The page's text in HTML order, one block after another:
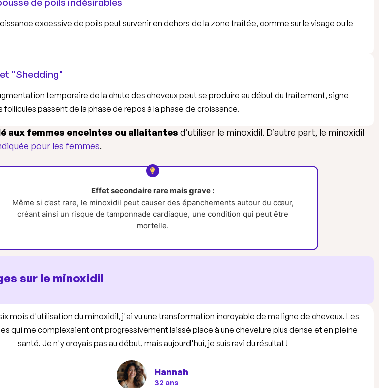
excessive de poils peut survenir en dehors de la zone traitée, comme sur le visage ou le
"Shedding"
temporaire de la chute des cheveux peut se produire au début du traitement, signe
follicules passent de la phase de repos à la phase de croissance.
aux femmes enceintes ou allaitantes d’utiliser le minoxidil. D’autre part, le minoxidil
pour les femmes.
Effet secondaire rare mais grave :
Même si c’est rare, le minoxidil peut causer des épanchements autour du cœur,
créant ainsi un risque de tamponnade cardiaque, une condition qui peut être
mortelle.
sur le minoxidil
mois d'utilisation du minoxidil, j'ai vu une transformation incroyable de ma ligne de cheveux. Les
qui me complexaient ont progressivement laissé place à une chevelure plus dense et en pleine
santé. Je n'y croyais pas au début, mais aujourd'hui, je suis ravi du résultat !
Hannah
32 ans